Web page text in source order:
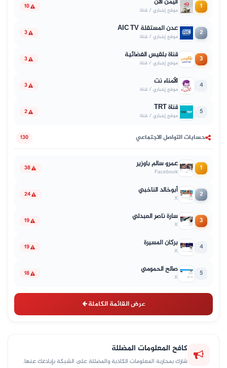
1 موقع إخباري / قناة 10
2 عدن المستقلة AIC TV
موقع إخباري / قناة 3
3 قناة بلقيس الفضائية
موقع إخباري / قناة 3
4 الأمناء نت
موقع إخباري / قناة 3
5 قناة TRT
موقع إخباري / قناة 2
حسابات التواصل الاجتماعي 130
1 عمرو سالم باوزير
Facebook
38
2 أبوخالد الناخبي
X
24
3 سارة ناصر العبدلي
X
19
4 بركان المسيرة
X
19
5 صالح الحمومي
X
18
عرض القائمة الكاملة
كافح المعلومات المضللة
شارك بمحاربة المعلومات الكاذبة والمضللة على الشبكة بإبلاغك عنها.